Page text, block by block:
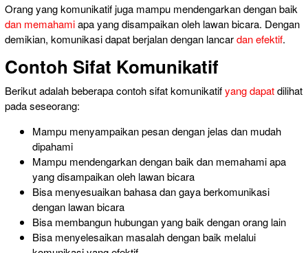
Orang yang komunikatif juga mampu mendengarkan dengan baik
dan memahamiapa yang disampaikan oleh lawan bicara. Dengan
demikian, komunikasi dapat berjalan dengan lancardan efektif.
Contoh Sifat Komunikatif
Berikut adalah beberapa contoh sifat komunikatifyang dapatdilihat
pada seseorang:
Mampu menyampaikan pesan dengan jelas dan mudah
dipahami
Mampu mendengarkan dengan baik dan memahamiapa
yang disampaikan oleh lawan bicara
Bisa menyesuaikanbahasa dangaya berkomunikasi
dengan lawan bicara
Bisa membangun hubungan yang baik dengan orang lain
Bisa menyelesaikan masalah dengan baik melalui